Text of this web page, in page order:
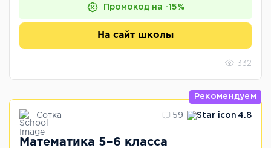
Промокод на -15%
На сайт школы
332
Рекомендуем
Сотка 59 4.8
Математика 5–6 класса